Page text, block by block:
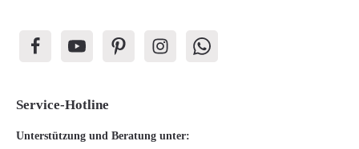
Service-Hotline
Unterstützung und Beratung unter: